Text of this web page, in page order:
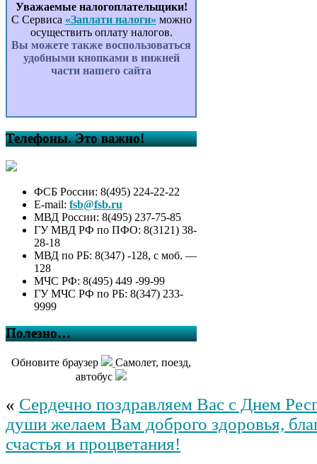
Уважаемые налогоплательщики!
С Сервиса «Заплати налоги» можно
осуществить оплату налогов.
Вы можете также воспользоваться
удобными кнопками в нижней
части нашего сайта
Телефоны. Это важно!
ФСБ России: 8(495) 224-22-22
E-mail: fsb@fsb.ru
МВД России: 8(495) 237-75-85
ГУ МВД РФ по ПФО: 8(3121) 38-
28-18
МВД по РБ: 8(347) -128, с моб. —
128
МЧС РФ: 8(495) 449 -99-99
ГУ МЧС РФ по РБ: 8(347) 233-
9999
Полезно…
Обновите браузер
Самолет, поезд,
автобус
« Сердечно поздравляем Вас с Днем
души желаем Вам доброго здоровья,
счастья и процветания!